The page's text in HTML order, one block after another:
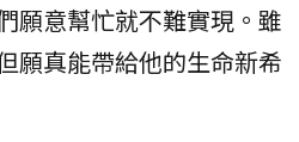
願意幫忙就不難實現。雖
願真能帶給他的生命新希